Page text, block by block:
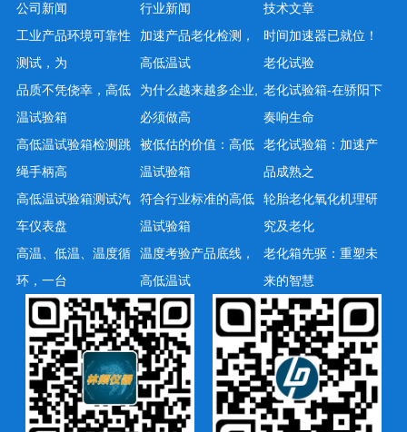
公司新闻
工业产品环境可靠性
测试，为
品质不凭侥幸，高低
温试验箱
高低温试验箱检测跳
绳手柄高
高低温试验箱测试汽
车仪表盘
高温、低温、温度循
环，一台
行业新闻
加速产品老化检测，
高低温试
为什么越来越多企业,
必须做高
被低估的价值：高低
温试验箱
符合行业标准的高低
温试验箱
温度考验产品底线，
高低温试
技术文章
时间加速器已就位！
老化试验
老化试验箱-在骄阳下
奏响生命
老化试验箱：加速产
品成熟之
轮胎老化氧化机理研
究及老化
老化箱先驱：重塑未
来的智慧